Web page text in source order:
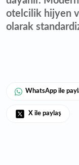
otelcilik hijyen
olarak
WhatsApp ile
X ile paylaş